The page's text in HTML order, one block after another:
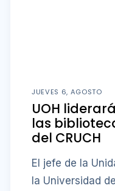
JUEVES 6, AGOSTO
UOH
las
del CRUCH
El jefe de la
la Universidad